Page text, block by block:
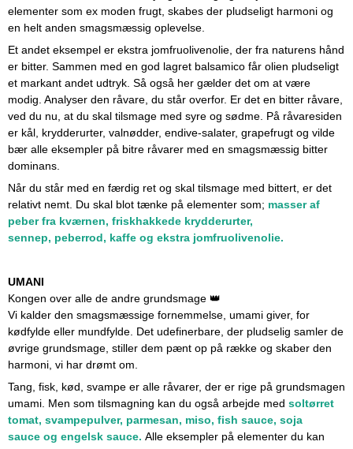
elementer som ex moden frugt, skabes der pludseligt harmoni og
en helt anden smagsmæssig oplevelse.
Et andet eksempel er ekstra jomfruolivenolie, der fra naturens hånd
er bitter. Sammen med en god lagret balsamico får olien pludseligt
et markant andet udtryk. Så også her gælder det om at være
modig. Analyser den råvare, du står overfor. Er det en bitter råvare,
ved du nu, at du skal tilsmage med syre og sødme. På råvaresiden
er kål, krydderurter, valnødder, endive-salater, grapefrugt og vilde
bær alle eksempler på bitre råvarer med en smagsmæssig bitter
dominans.
Når du står med en færdig ret og skal tilsmage med bittert, er det
relativt nemt. Du skal blot tænke på elementer som; masser af
peber fra kværnen, friskhakkede krydderurter,
sennep, peberrod, kaffe og ekstra jomfruolivenolie.
UMANI
Kongen over alle de andre grundsmage 👑
Vi kalder den smagsmæssige fornemmelse, umami giver, for
kødfylde eller mundfylde. Det udefinerbare, der pludselig samler de
øvrige grundsmage, stiller dem pænt op på række og skaber den
harmoni, vi har drømt om.
Tang, fisk, kød, svampe er alle råvarer, der er rige på grundsmagen
umami. Men som tilsmagning kan du også arbejde med soltørret
tomat, svampepulver, parmesan, miso, fish sauce, soja
sauce og engelsk sauce. Alle eksempler på elementer du kan